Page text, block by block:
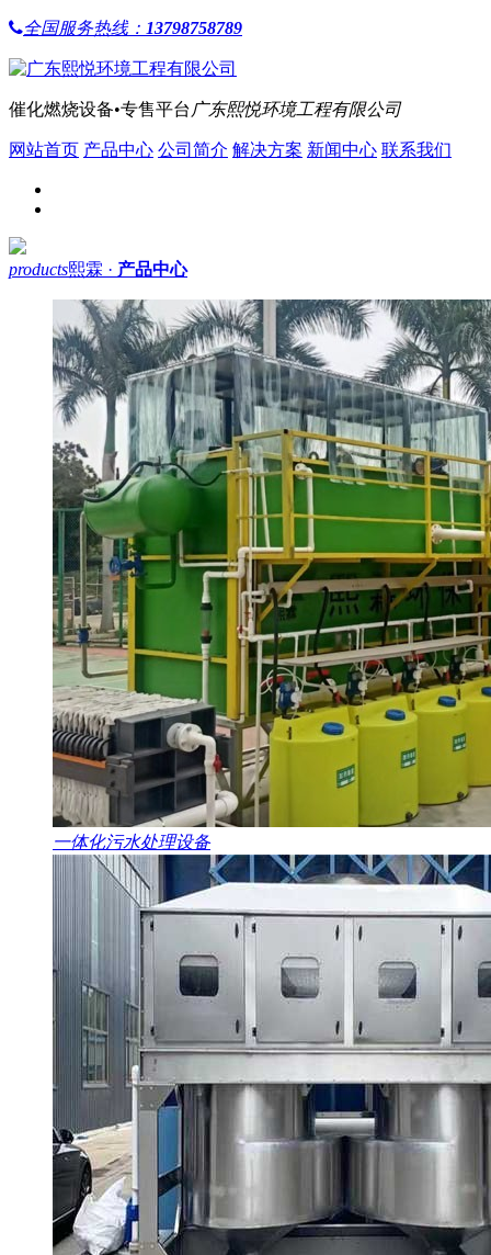
全国服务热线： 13798758789
催化燃烧设备•专售平台 广东熙悦环境工程有限公司
网站首页 产品中心 公司简介 解决方案 新闻中心 联系我们
products熙霖 · 产品中心
一体化污水处理设备